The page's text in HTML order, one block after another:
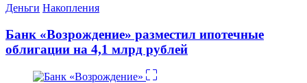
Категории
Деньги Накопления
Банк «Возрождение» разместил ипотечные
облигации на 4,1 млрд рублей